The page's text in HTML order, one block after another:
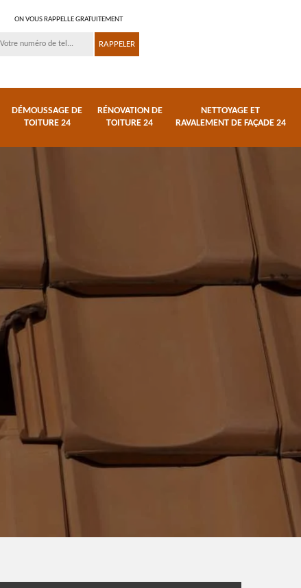
ON VOUS RAPPELLE GRATUITEMENT
DÉMOUSSAGE DE
TOITURE 24
RÉNOVATION DE
TOITURE 24
NETTOYAGE ET
RAVALEMENT DE FAÇADE 24
Réparation de toiture
Urgence fuite de
toiture 24